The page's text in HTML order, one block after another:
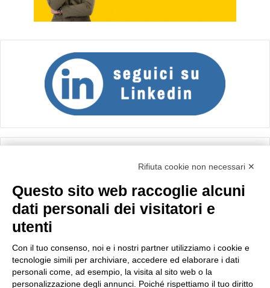
Importo netto (€):
Rifiuta cookie non necessari ✕
Questo sito web raccoglie alcuni
dati personali dei visitatori e
utenti
Con il tuo consenso, noi e i nostri partner utilizziamo i cookie e
tecnologie simili per archiviare, accedere ed elaborare i dati
personali come, ad esempio, la visita al sito web o la
personalizzazione degli annunci. Poiché rispettiamo il tuo diritto